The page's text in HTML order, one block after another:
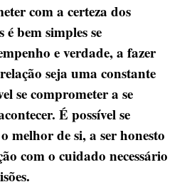
com a certeza dos
é bem simples se
e verdade, a fazer
seja uma constante
se comprometer a se
É possível se
melhor de si, a ser honesto
com o cuidado necessário